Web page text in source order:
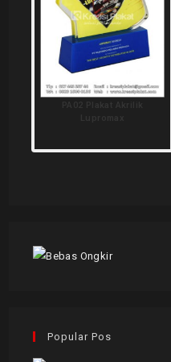
Popular Pos